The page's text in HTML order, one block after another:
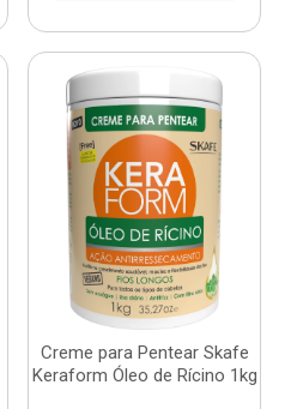
Creme para Pentear Skafe
Keraform Óleo de Rícino 1kg